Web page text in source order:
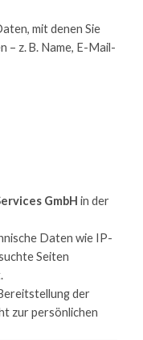
mit denen Sie
– z. B. Name, E-Mail-
GmbH in der
Daten wie IP-
Seiten
der
zur persönlichen